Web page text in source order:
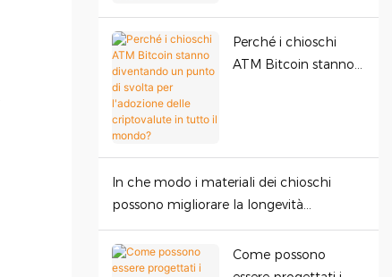
RFID?
Perché i chioschi
ATM Bitcoin stanno
criptovalute in tutto
il mondo?
In che modo i materiali dei chioschi
possono migliorare la longevità
aziendale?
Come possono